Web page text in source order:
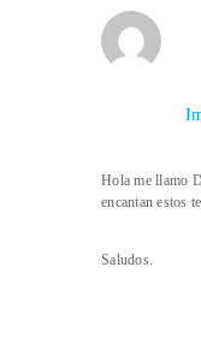
Hola me llamo
encantan estos
Saludos.